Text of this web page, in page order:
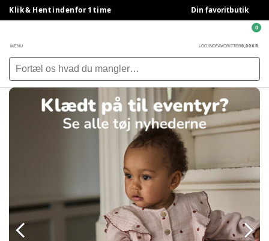
Klik & Hent indenfor 1 time Din favoritbutik
MENU LOG INDFAVORITTER0,00 KR.
0